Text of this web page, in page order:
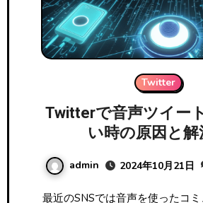
Twitter
Twitterで音声ツイー
い時の原因と解
admin 2024年10月21日
最近のSNSでは音声を使ったコミュニケーション